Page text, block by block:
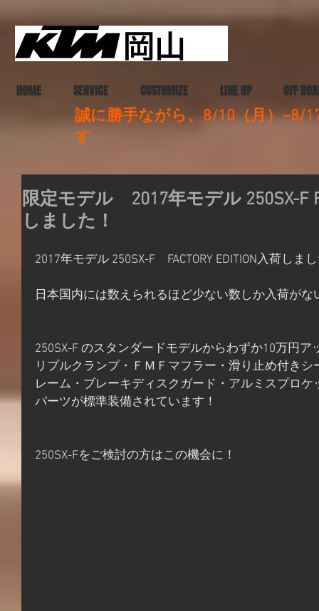
HOME SERVICE CUSTOMIZE LINE UP OFF
誠に勝手ながら、8/10（月）~8/
す
限定モデル 2017年モデル 250SX-F
しました！
2017年モデル 250SX-F　FACTORY EDITION入荷しま
日本国内には数えられるほど少ない数しか入荷がな
250SX-F のスタンダードモデルからわずか10万円
リプルクランプ・ＦＭＦマフラー・滑り止め付き
レーム・ブレーキディスクガード・アルミスプロ
パーツが標準装備されています！
250SX-Fをご検討の方はこの機会に！